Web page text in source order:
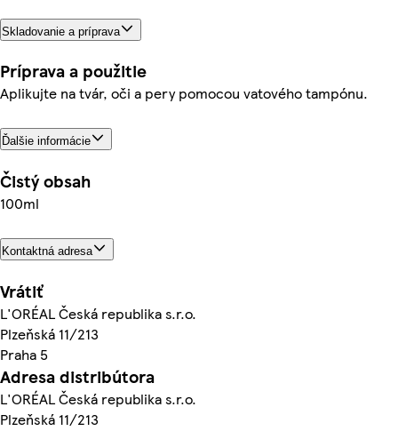
Skladovanie a príprava
Príprava a použitie
Aplikujte na tvár, oči a pery pomocou vatového tampónu.
Ďalšie informácie
Čistý obsah
100ml
Kontaktná adresa
Vrátiť
L'ORÉAL Česká republika s.r.o.
Plzeňská 11/213
Praha 5
Adresa distribútora
L'ORÉAL Česká republika s.r.o.
Plzeňská 11/213